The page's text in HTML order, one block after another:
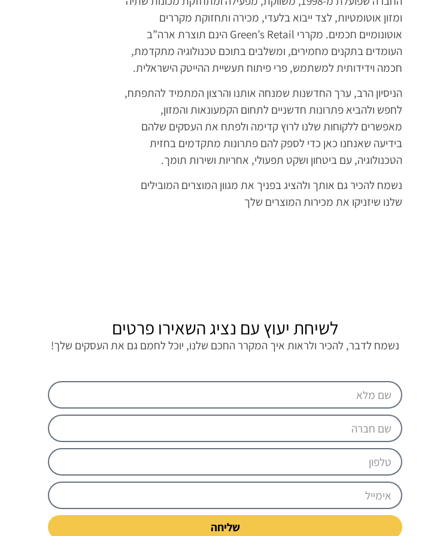
ומזון אוטומטיות, לצד ייבוא בלעדי, מכירה ותחזוקת מקררים
אוטונומיים חכמים. מקררי Green’s Retail הינם תוצרת ארה”ב
העומדים בתקנים מחמירים, ומשלבים בתוכם טכנולוגיה מתקדמת,
חכמה וידידותית למשתמש, פרי פיתוח תעשיית ההייטק הישראלית.
הניסיון הרב, ערך החדשנות שמנחה אותנו והרצון המתמיד להתפתח,
לחפש ולהביא פתרונות חדשניים לתחום הקמעונאות והמזון,
מאפשרים ללקוחות שלנו לרוץ קדימה ולפתח את העסקים שלהם
בידיעה שאנחנו כאן כדי לספק להם פתרונות מתקדמים בחזית
הטכנולוגיה, עם ביטחון ושקט תפעולי, אחריות ושירות תומך.
נשמח להכיר גם אותך ולהציג בפניך את מגוון המוצרים המובילים
שלנו שיזניקו את מכירות המוצרים שלך
לשיחת יעוץ עם נציג השאירו פרטים
נשמח לדבר, להכיר ולראות איך המקרר החכם שלנו, יוכל לחמם גם את העסקים שלך!
שליחה